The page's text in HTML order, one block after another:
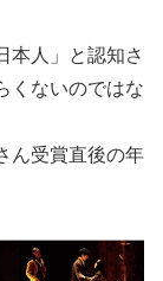
本人」と認知さ
くないのではな
ん受賞直後の年